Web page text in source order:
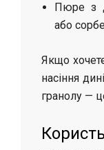
Пюре з
або
Якщо
насіння
гранолу —